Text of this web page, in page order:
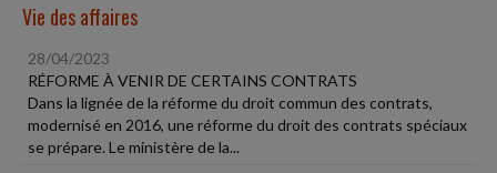
Vie des affaires
28/04/2023
RÉFORME À VENIR DE CERTAINS CONTRATS
Dans la lignée de la réforme du droit commun des contrats,
modernisé en 2016, une réforme du droit des contrats spéciaux
se prépare. Le ministère de la...